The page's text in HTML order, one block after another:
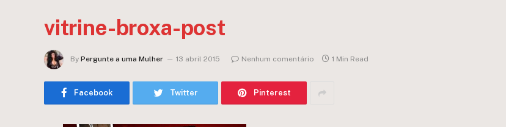
vitrine-broxa-post
By Pergunte a uma Mulher 13 abril 2015 Nenhum comentário 1 Min Read
Facebook Twitter Pinterest